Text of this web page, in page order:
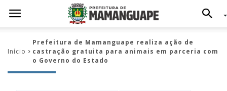
Início
Prefeitura de Mamanguape realiza ação de
castração gratuita para animais em parceria com
o Governo do Estado